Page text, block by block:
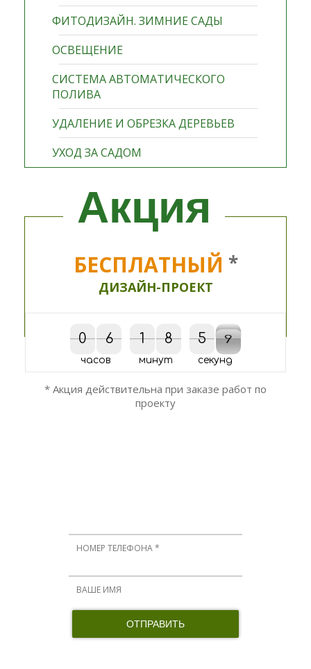
ФИТОДИЗАЙН. ЗИМНИЕ САДЫ
ОСВЕЩЕНИЕ
СИСТЕМА АВТОМАТИЧЕСКОГО
ПОЛИВА
УДАЛЕНИЕ И ОБРЕЗКА ДЕРЕВЬЕВ
УХОД ЗА САДОМ
Акция
БЕСПЛАТНЫЙ *
ДИЗАЙН-ПРОЕКТ
0
0 6
6
часов
1
1 9
8
8
9
минут
0
5
5
0 9
8
8
9
секунд
* Акция действительна при заказе работ по
проекту